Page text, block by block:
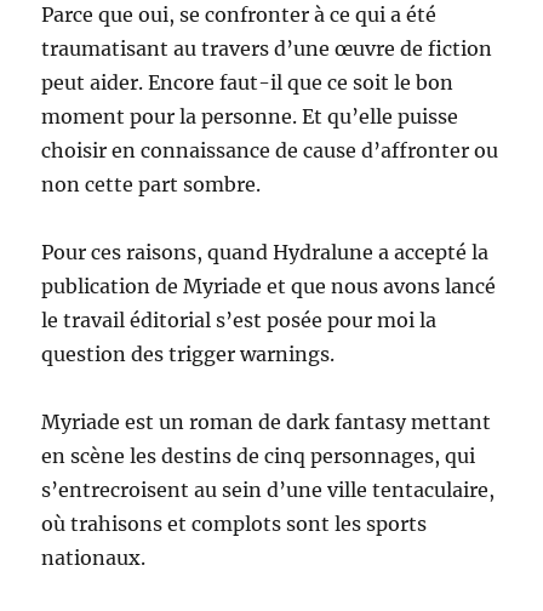
Parce que oui, se confronter à ce qui a été
traumatisant au travers d’une œuvre de fiction
peut aider. Encore faut-il que ce soit le bon
moment pour la personne. Et qu’elle puisse
choisir en connaissance de cause d’affronter ou
non cette part sombre.
Pour ces raisons, quand Hydralune a accepté la
publication de Myriade et que nous avons lancé
le travail éditorial s’est posée pour moi la
question des trigger warnings.
Myriade est un roman de dark fantasy mettant
en scène les destins de cinq personnages, qui
s’entrecroisent au sein d’une ville tentaculaire,
où trahisons et complots sont les sports
nationaux.